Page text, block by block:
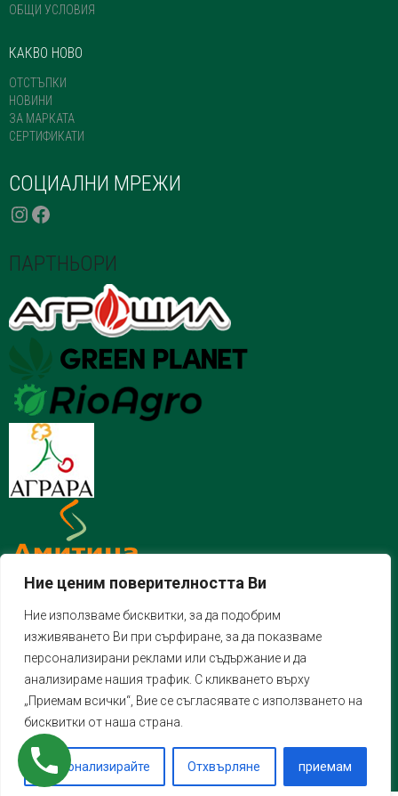
Ние ценим поверителността Ви
Ние използваме бисквитки, за да подобрим
изживяването Ви при сърфиране, за да показваме
персонализирани реклами или съдържание и да
анализираме нашия трафик. С кликването върху
„Приемам всички“, Вие се съгласявате с използването на
бисквитки от наша страна.
Персонализирайте Отхвърляне приемам
ОБЩИ УСЛОВИЯ
КАКВО НОВО
ОТСТЪПКИ
НОВИНИ
ЗА МАРКАТА
СЕРТИФИКАТИ
СОЦИАЛНИ МРЕЖИ
INSTAGRAM
FACEBOOK
ПАРТНЬОРИ